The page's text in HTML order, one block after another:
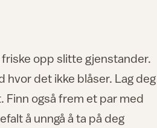
opp slitte gjenstander.
det ikke blåser. Lag deg
Finn også frem et par med
å unngå å ta på deg